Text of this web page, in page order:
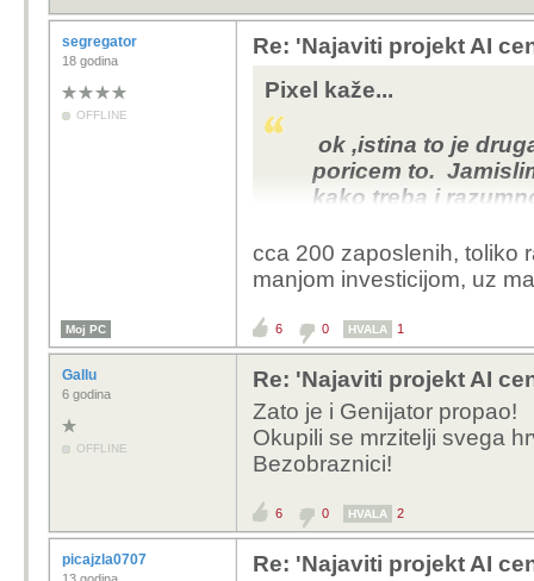
segregator
18 godina
OFFLINE
Re: 'Najaviti projekt AI
Pixel kaže...
ok ,istina to je
poricem to.
kako treba i
nemaju i pricaju
jako zahtjevan , ali
barem neko
ovakvi radovi,
podupirucih
cca 200 zaposlenih, toliko
manjom investicijom, uz
Moj PC 6 0 HVALA 1
Gallu
6 godina
OFFLINE
Re: 'Najaviti projekt AI
Zato je i Genijator propao!
Okupili se mrzitelji svega
Bezobraznici!
6 0 HVALA 2
picajzla0707
Re: 'Najaviti projekt AI